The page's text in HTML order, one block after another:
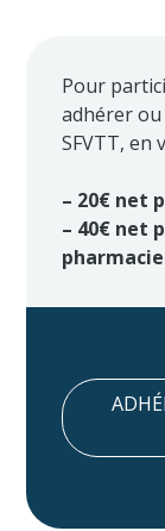
Pour
adhérer
SFVTT, en
– 20€ net
– 40€ net